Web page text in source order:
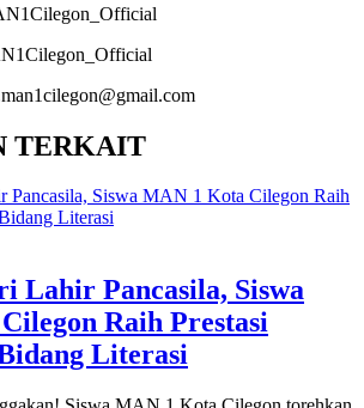
TERKAIT
Lahir Pancasila, Siswa
Raih Prestasi
Literasi